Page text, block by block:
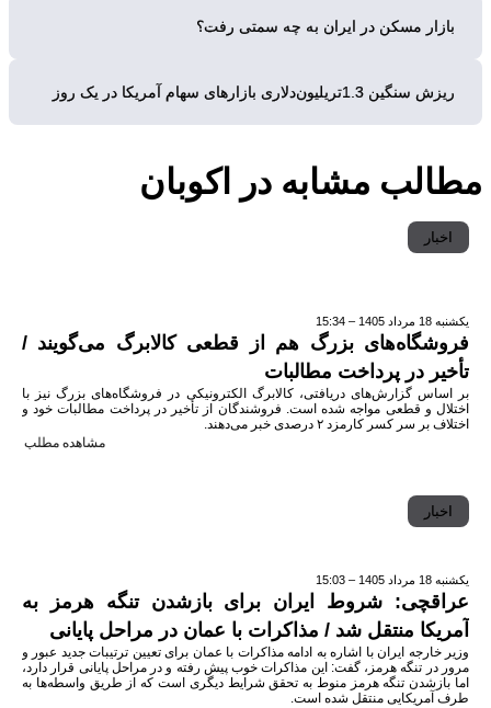
بازار مسکن در ایران به چه سمتی رفت؟
ریزش سنگین 1.3تریلیون‌دلاری بازارهای سهام آمریکا در یک روز
مطالب مشابه در اکوبان
اخبار
یکشنبه 18 مرداد 1405 – 15:34
فروشگاه‌های بزرگ هم از قطعی کالابرگ می‌گویند /
تأخیر در پرداخت مطالبات
بر اساس گزارش‌های دریافتی، کالابرگ الکترونیکی در فروشگاه‌های بزرگ نیز با
اختلال و قطعی مواجه شده است. فروشندگان از تأخیر در پرداخت مطالبات خود و
اختلاف بر سر کسر کارمزد ۲ درصدی خبر می‌دهند.
مشاهده مطلب
اخبار
یکشنبه 18 مرداد 1405 – 15:03
عراقچی: شروط ایران برای بازشدن تنگه هرمز به
آمریکا منتقل شد / مذاکرات با عمان در مراحل پایانی
وزیر خارجه ایران با اشاره به ادامه مذاکرات با عمان برای تعیین ترتیبات جدید عبور و
مرور در تنگه هرمز، گفت: این مذاکرات خوب پیش رفته و در مراحل پایانی قرار دارد،
اما بازشدن تنگه هرمز منوط به تحقق شرایط دیگری است که از طریق واسطه‌ها به
طرف آمریکایی منتقل شده است.